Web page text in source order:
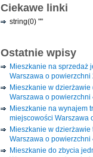
Ciekawe linki
string(0) ""
Ostatnie wpisy
Mieszkanie na sprzedaż
Warszawa o powierzchni
Mieszkanie w
Warszawa o powierzchni
Mieszkanie na wynajem
miejscowości Warszawa
Mieszkanie w
Warszawa o powierzchni
Mieszkanie do zbycia